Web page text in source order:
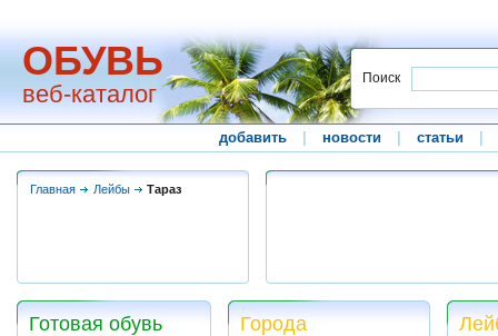
ОБУВЬ
веб-каталог
Поиск
добавить новости статьи
Главная Лейбы Тараз
Готовая обувь
Города